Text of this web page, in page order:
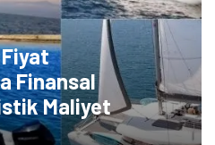
Finansal
Maliyet